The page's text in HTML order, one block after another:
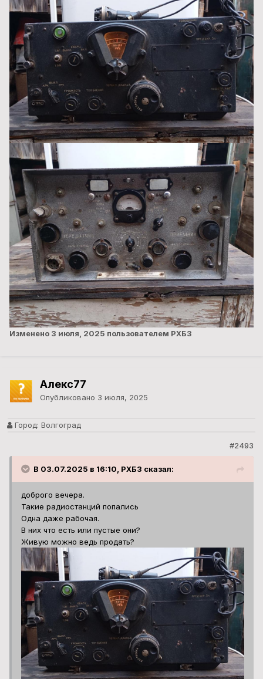
Изменено 3 июля, 2025 пользователем РХБЗ
Алекс77
Опубликовано 3 июля, 2025
Город: Волгоград
#2493
В 03.07.2025 в 16:10, РХБЗ сказал:
доброго вечера.
Такие радиостанций попались
Одна даже рабочая.
В них что есть или пустые они?
Живую можно ведь продать?